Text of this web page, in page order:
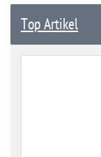
Top Artikel